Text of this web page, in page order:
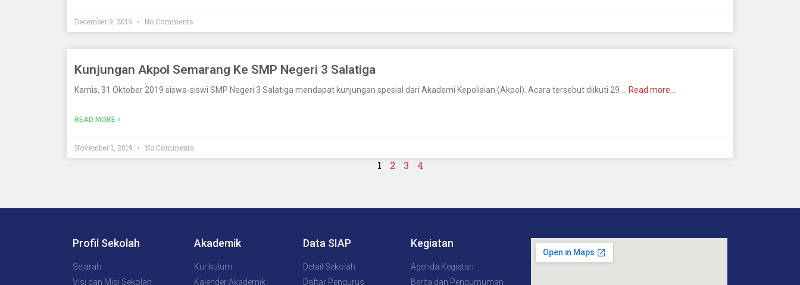
December 9, 2019 No Comments
Kunjungan Akpol Semarang Ke SMP Negeri 3 Salatiga
Kamis, 31 Oktober 2019 siswa-siswi SMP Negeri 3 Salatiga mendapat kunjungan spesial dari Akademi Kepolisian (Akpol). Acara tersebut diikuti 29 … Read more…
READ MORE »
November 1, 2019 No Comments
1 2 3 4
Profil Sekolah
Sejarah
Visi dan Misi Sekolah
Akademik
Kurikulum
Kalender Akademik
Data SIAP
Detail Sekolah
Daftar Pengurus
Kegiatan
Agenda Kegiatan
Berita dan Pengumuman